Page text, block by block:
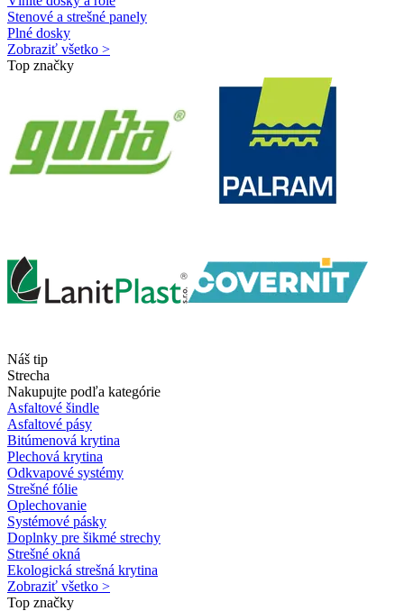
Stenové a strešné panely
Plné dosky
Zobraziť všetko >
Top značky
Náš tip
Strecha
Nakupujte podľa kategórie
Asfaltové šindle
Asfaltové pásy
Bitúmenová krytina
Plechová krytina
Odkvapové systémy
Strešné fólie
Oplechovanie
Systémové pásky
Doplnky pre šikmé strechy
Strešné okná
Ekologická strešná krytina
Zobraziť všetko >
Top značky